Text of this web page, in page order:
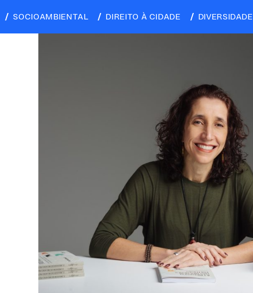
SOCIOAMBIENTAL DIREITO À CIDADE DIVERSIDADE